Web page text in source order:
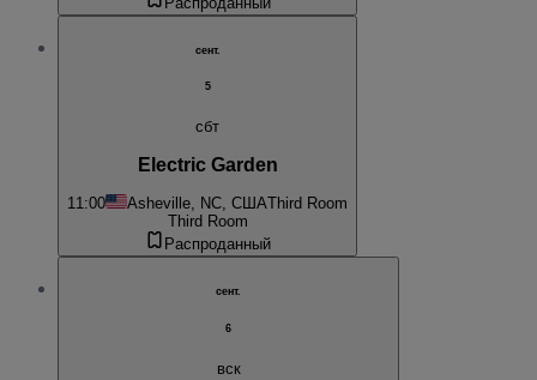
сент.
5
сбт
Electric Garden
11:00 Asheville, NC, СШАThird Room
Third Room
Распроданный
сент.
6
вск